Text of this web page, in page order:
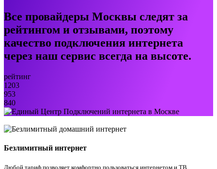
Все провайдеры Москвы следят за
рейтингом и отзывами, поэтому
качество подключения интернета
через наш сервис всегда на высоте.
рейтинг
1203
953
840
Безлимитный интернет
Любой тариф позволяет комфортно пользоваться интернетом и ТВ